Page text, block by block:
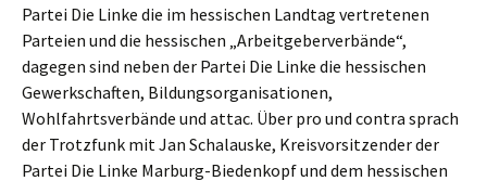
Partei Die Linke die im hessischen Landtag vertretenen
Parteien und die hessischen „Arbeitgeberverbände“,
dagegen sind neben der Partei Die Linke die hessischen
Gewerkschaften, Bildungsorganisationen,
Wohlfahrtsverbände und attac. Über pro und contra sprach
der Trotzfunk mit Jan Schalauske, Kreisvorsitzender der
Partei Die Linke Marburg-Biedenkopf und dem hessischen